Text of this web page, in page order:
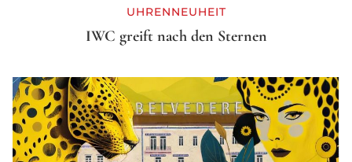
UHRENNEUHEIT
IWC greift nach den Sternen